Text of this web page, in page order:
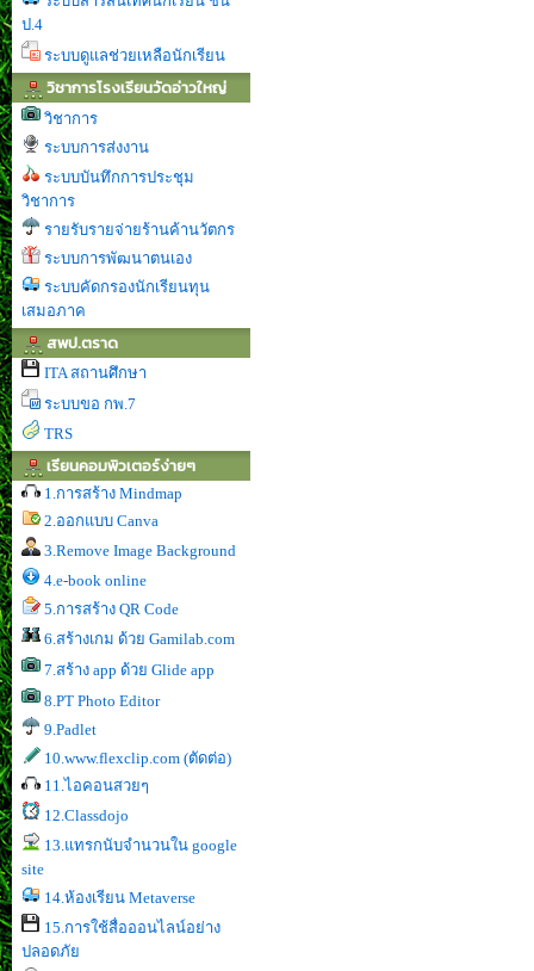
ป.4
ระบบดูแลช่วยเหลือนักเรียน
วิชาการโรงเรียนวัดอ่าวใหญ่
วิชาการ
ระบบการส่งงาน
ระบบบันทึกการประชุม
วิชาการ
รายรับรายจ่ายร้านค้านวัตกร
ระบบการพัฒนาตนเอง
ระบบคัดกรองนักเรียนทุน
เสมอภาค
สพป.ตราด
ITA สถานศึกษา
ระบบขอ กพ.7
TRS
เรียนคอมพิวเตอร์ง่ายๆ
1.การสร้าง Mindmap
2.ออกแบบ Canva
3.Remove Image Background
4.e-book online
5.การสร้าง QR Code
6.สร้างเกม ด้วย Gamilab.com
7.สร้าง app ด้วย Glide app
8.PT Photo Editor
9.Padlet
10.www.flexclip.com (ตัดต่อ)
11.ไอคอนสวยๆ
12.Classdojo
13.แทรกนับจำนวนใน google
site
14.ห้องเรียน Metaverse
15.การใช้สื่อออนไลน์อย่าง
ปลอดภัย